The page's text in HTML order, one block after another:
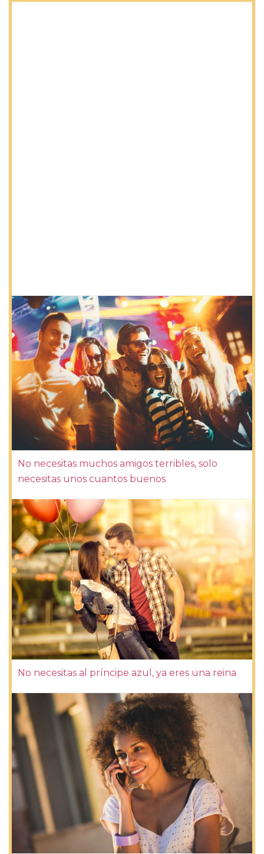
No necesitas muchos amigos terribles, solo
necesitas unos cuantos buenos
No necesitas al príncipe azul, ya eres una reina